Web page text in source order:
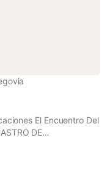
El Encuentro Del
DE
relajantes. La
de estar, una cocina,
adicional, por lo que